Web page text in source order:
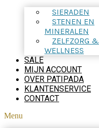
SIERADEN
STENEN EN
MINERALEN
ZELFZORG &
WELLNESS
SALE
MIJN ACCOUNT
OVER PATIPADA
KLANTENSERVICE
CONTACT
Menu